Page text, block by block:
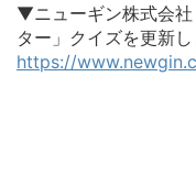
▼ニューギン株式会
ター」クイズを更新し
https://